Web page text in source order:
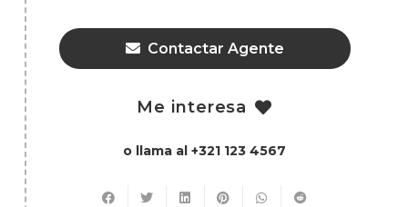
Contactar Agente
Me interesa
o llama al +321 123 4567